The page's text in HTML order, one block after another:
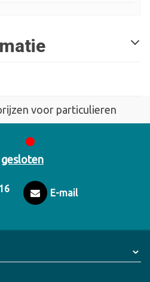
voor particulieren
gesloten
E-mail